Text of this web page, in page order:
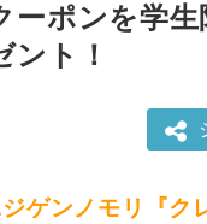
ーポンを学生
ント！
ゲンノモリ『ク